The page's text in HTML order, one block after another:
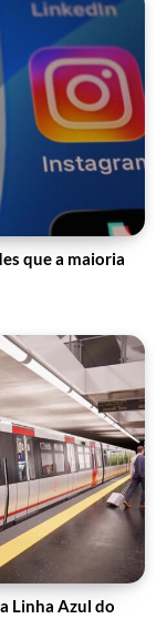
que a maioria
Linha Azul do